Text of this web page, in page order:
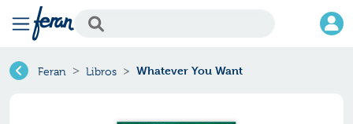
Feran Libros Whatever You Want